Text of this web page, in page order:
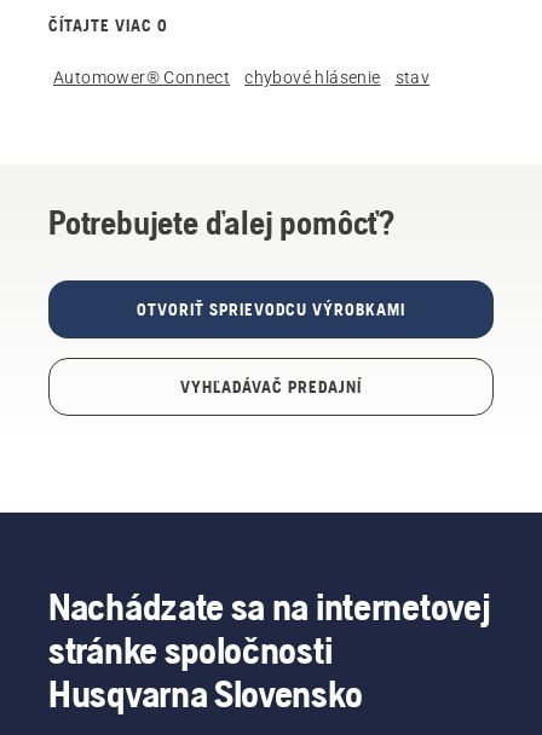
ČÍTAJTE VIAC O
Automower® Connect chybové hlásenie stav
Potrebujete ďalej pomôcť?
OTVORIŤ SPRIEVODCU VÝROBKAMI
VYHĽADÁVAČ PREDAJNÍ
Nachádzate sa na internetovej
stránke spoločnosti
Husqvarna Slovensko